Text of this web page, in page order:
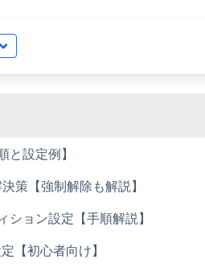
設定例】
策【強制解除も解説】
ョン設定【手順解説】
【初心者向け】